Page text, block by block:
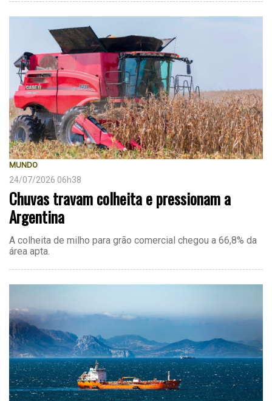
MUNDO
24/07/2026 06h38
Chuvas travam colheita e pressionam a
Argentina
A colheita de milho para grão comercial chegou a 66,8% da
área apta.